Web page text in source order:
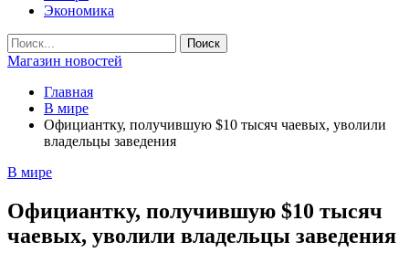
Экономика
Магазин новостей
Главная
В мире
Официантку, получившую $10 тысяч чаевых, уволили
владельцы заведения
В мире
Официантку, получившую $10 тысяч
чаевых, уволили владельцы заведения